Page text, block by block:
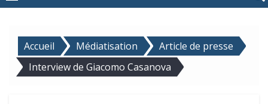
Accueil Médiatisation
Article de presse
Interview de Giacomo Casanova